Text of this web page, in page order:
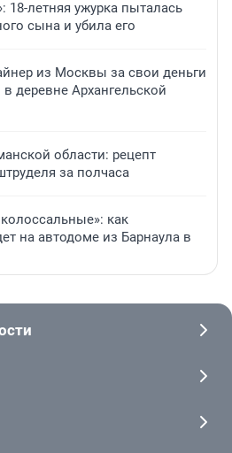
18-летняя ужурка пыталась
сына и убила его
из Москвы за свои деньги
деревне Архангельской
области: рецепт
за полчаса
как
на автодоме из Барнаула в